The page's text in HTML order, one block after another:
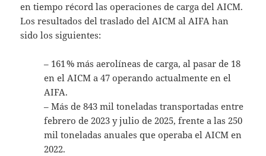
en tiempo récord las operaciones de carga del AICM.
Los resultados del traslado del AICM al AIFA han
sido los siguientes:
– 161 % más aerolíneas de carga, al pasar de 18
en el AICM a 47 operando actualmente en el
AIFA.
– Más de 843 mil toneladas transportadas entre
febrero de 2023 y julio de 2025, frente a las 250
mil toneladas anuales que operaba el AICM en
2022.